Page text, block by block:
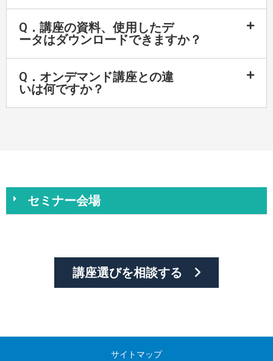
Q．講座の資料、使用したデ
ータはダウンロードできますか？
Q．オンデマンド講座との違
いは何ですか？
セミナー会場
講座選びを相談する
サイトマップ